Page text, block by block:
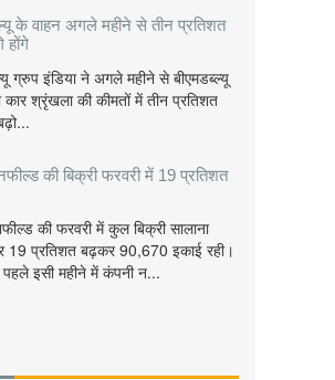
के वाहन अगले महीने से तीन प्रतिशत
होंगे
ग्रुप इंडिया ने अगले महीने से बीएमडब्ल्यू
कार श्रृंखला की कीमतों में तीन प्रतिशत
की बिक्री फरवरी में 19 प्रतिशत
की फरवरी में कुल बिक्री सालाना
19 प्रतिशत बढ़कर 90,670 इकाई रही।
इसी महीने में कंपनी न...